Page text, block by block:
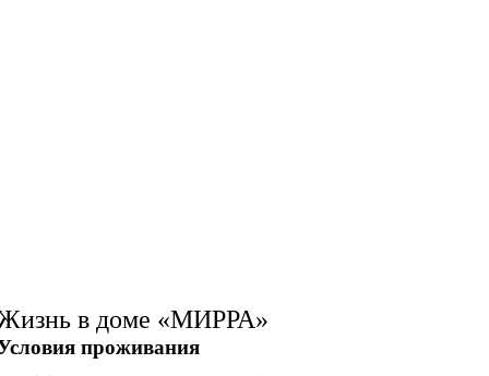
в доме «МИРРА»
проживания